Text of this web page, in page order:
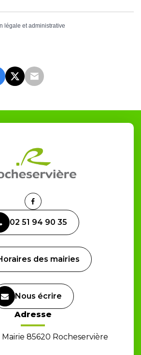
légale et administrative
Lien
le
compte
02 51 94 90 35
des mairies
Nous écrire
Adresse
85620 Rocheservière